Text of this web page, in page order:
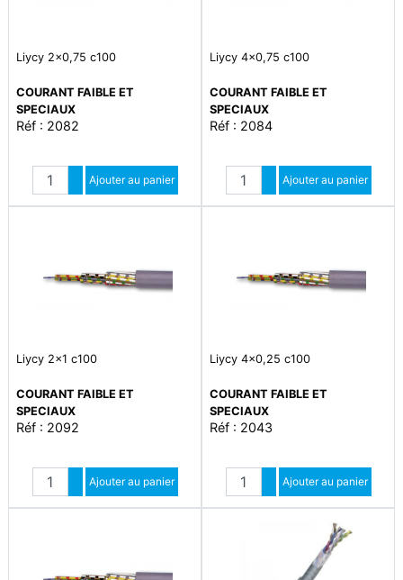
Liycy 2x0,75 c100
COURANT FAIBLE ET
SPECIAUX
Réf : 2082
Quantité
Augmenter quantité
Diminuer quantité
Ajouter au panier
Liycy 4x0,75 c100
COURANT FAIBLE ET
SPECIAUX
Réf : 2084
Quantité
Augmenter quantité
Diminuer quantité
Ajouter au panier
Liycy 2x1 c100
COURANT FAIBLE ET
SPECIAUX
Réf : 2092
Quantité
Augmenter quantité
Diminuer quantité
Ajouter au panier
Liycy 4x0,25 c100
COURANT FAIBLE ET
SPECIAUX
Réf : 2043
Quantité
Augmenter quantité
Diminuer quantité
Ajouter au panier